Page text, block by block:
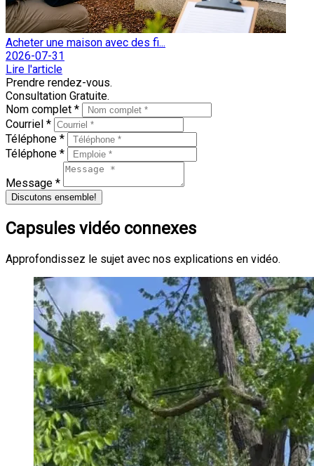
Acheter une maison avec des fi...
2026-07-31
Lire l'article
Prendre rendez-vous.
Consultation Gratuite.
Nom complet *
Courriel *
Téléphone *
Téléphone *
Message *
Discutons ensemble!
Capsules vidéo connexes
Approfondissez le sujet avec nos explications en vidéo.